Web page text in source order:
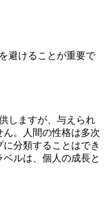
避けることが重要で
しますが、与えられ
。人間の性格は多次
分類することはでき
ルは、個人の成長と